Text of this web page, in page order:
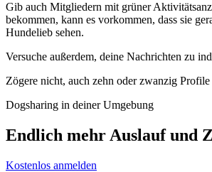
Gib auch Mitgliedern mit grüner
bekommen, kann es vorkommen, dass sie
Hundelieb sehen.
Versuche außerdem, deine Nachrichten zu
Zögere nicht, auch zehn oder zwanzig
Dogsharing in deiner Umgebung
Endlich mehr Auslauf und
Kostenlos anmelden